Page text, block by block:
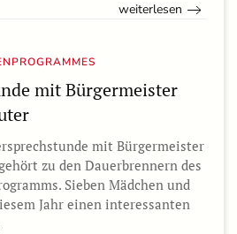
weiterlesen
mit Bürgermeister
mit Bürgermeister
zu den Dauerbrennern des
Sieben Mädchen und
Jahr einen interessanten